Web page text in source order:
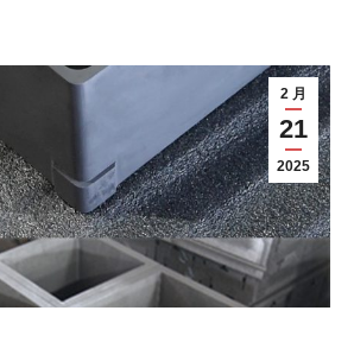
2 月
21
2025